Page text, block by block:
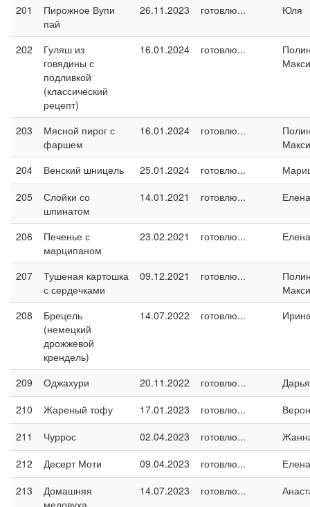
201
Пирожное Вупи
пай
26.11.2023 готовлю... Юля
202
Гуляш из
говядины с
подливкой
(классический
рецепт)
16.01.2024 готовлю...
203
Мясной пирог с
фаршем
16.01.2024 готовлю...
204
Венский шницель 25.01.2024 готовлю...
205
Слойки со
шпинатом
14.01.2021 готовлю...
206
Печенье с
марципаном
23.02.2021 готовлю...
207
Тушеная картошка
с сердечками
09.12.2021 готовлю...
208
Брецель
(немецкий
дрожжевой
крендель)
14.07.2022 готовлю...
209 Оджахури 20.11.2022 готовлю...
Дарья
210
Жареный тофу 17.01.2023 готовлю...
211
Чуррос 02.04.2023 готовлю...
212
Десерт Моти 09.04.2023 готовлю...
213
Домашняя
14.07.2023 готовлю...